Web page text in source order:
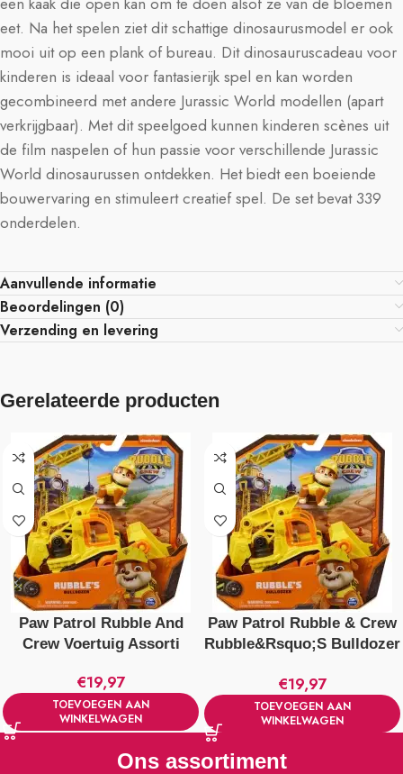
eet. Na het spelen ziet dit schattige dinosaurusmodel er ook
mooi uit op een plank of bureau. Dit dinosauruscadeau voor
kinderen is ideaal voor fantasierijk spel en kan worden
gecombineerd met andere Jurassic World modellen (apart
verkrijgbaar). Met dit speelgoed kunnen kinderen scènes uit
de film naspelen of hun passie voor verschillende Jurassic
World dinosaurussen ontdekken. Het biedt een boeiende
bouwervaring en stimuleert creatief spel. De set bevat 339
onderdelen.
Aanvullende informatie
Beoordelingen (0)
Verzending en levering
Gerelateerde producten
Paw Patrol Rubble And
Crew Voertuig Assorti
€19,97
TOEVOEGEN AAN
WINKELWAGEN
Paw Patrol Rubble & Crew
Rubble&Rsquo;S Bulldozer
€19,97
TOEVOEGEN AAN
WINKELWAGEN
Ons assortiment